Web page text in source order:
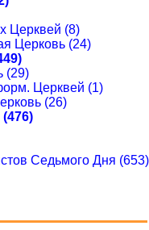
Церквей (8)
Церковь (24)
(29)
Церквей (1)
(26)
Седьмого Дня (653)